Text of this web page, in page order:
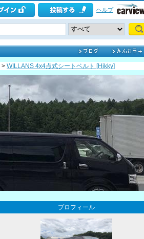
ヘルプ
> WILLANS 4x4点式シートベルト [Hikky]
プロフィール